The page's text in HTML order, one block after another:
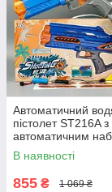
Автоматичний
пістолет ST216A з
автоматичним
акумуляторний
В наявності
855 ₴ 1 069 ₴